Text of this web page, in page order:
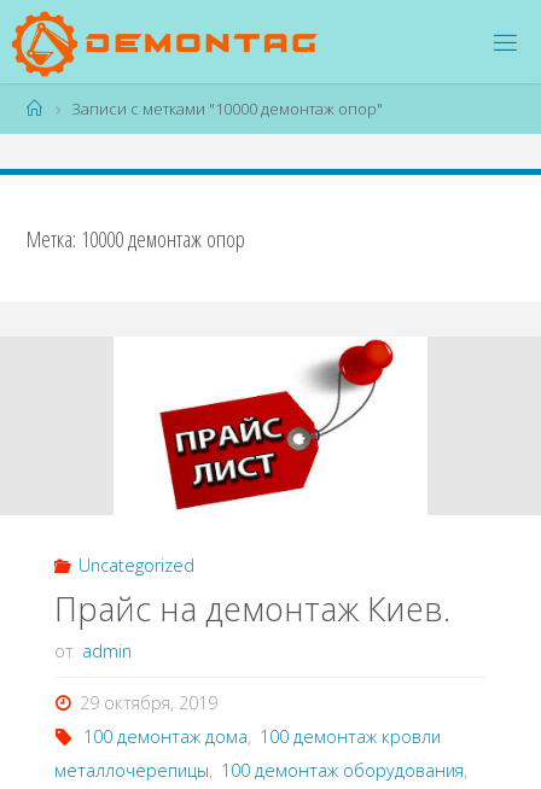
Перейти
содержимому
ГлавнаяЗаписи с метками "10000 демонтаж опор"
Метка: 10000 демонтаж опор
Uncategorized
Прайс на демонтаж Киев.
от admin
29 октября, 2019
100 демонтаж дома, 100 демонтаж кровли
металлочерепицы, 100 демонтаж оборудования,